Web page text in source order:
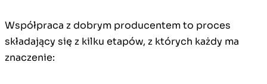
Współpraca z dobrym producentem to proces
składający się z kilku etapów, z których każdy ma
znaczenie: